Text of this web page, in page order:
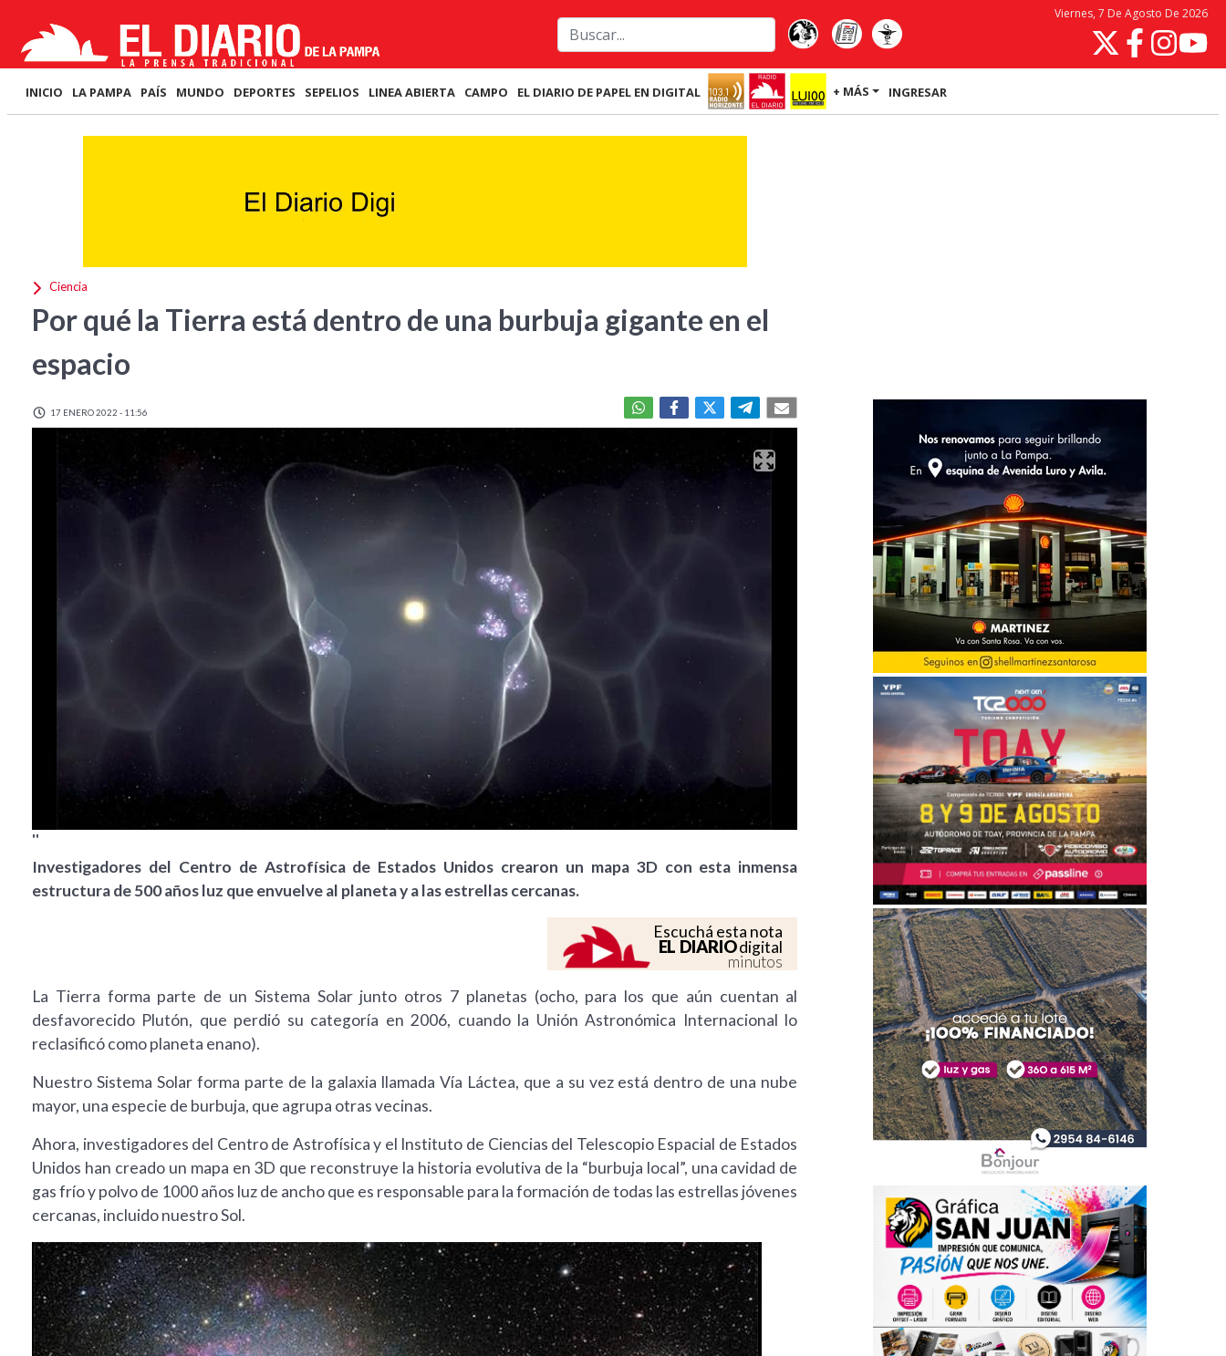
Viernes, 7 De Agosto De 2026
INICIO LA PAMPA PAÍS MUNDO DEPORTES SEPELIOS LINEA ABIERTA CAMPO EL DIARIO DE PAPEL EN DIGITAL + MÁS INGRESAR
Ciencia
Por qué la Tierra está dentro de una burbuja gigante en el
espacio
17 ENERO 2022 - 11:56
''
Investigadores del Centro de Astrofísica de Estados Unidos crearon un mapa 3D con esta inmensa
estructura de 500 años luz que envuelve al planeta y a las estrellas cercanas.
Escuchá esta nota
EL DIARIOdigital
minutos
La Tierra forma parte de un Sistema Solar junto otros 7 planetas (ocho, para los que aún cuentan al
desfavorecido Plutón, que perdió su categoría en 2006, cuando la Unión Astronómica Internacional lo
reclasificó como planeta enano).
Nuestro Sistema Solar forma parte de la galaxia llamada Vía Láctea, que a su vez está dentro de una nube
mayor, una especie de burbuja, que agrupa otras vecinas.
Ahora, investigadores del Centro de Astrofísica y el Instituto de Ciencias del Telescopio Espacial de Estados
Unidos han creado un mapa en 3D que reconstruye la historia evolutiva de la “burbuja local”, una cavidad de
gas frío y polvo de 1000 años luz de ancho que es responsable para la formación de todas las estrellas jóvenes
cercanas, incluido nuestro Sol.